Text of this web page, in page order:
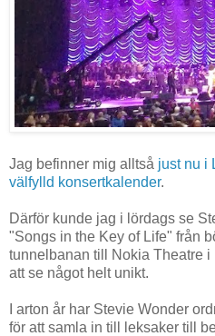
Jag befinner mig alltså just nu i
välfylld konsertkalender.
Därför kunde jag i lördags se
"Songs in the Key of Life" från
tunnelbanan till Nokia Theatre
att se något helt unikt.
I arton år har Stevie Wonder
för att samla in till leksaker till